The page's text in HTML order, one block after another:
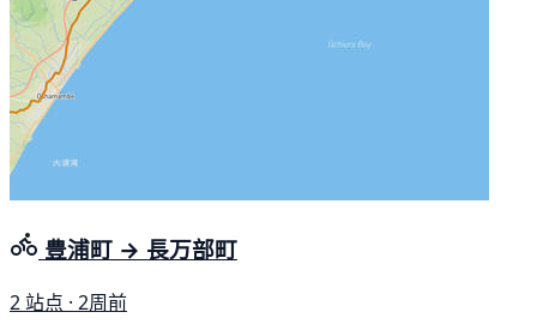
豊浦町 → 長万部町
2 站点 · 2周前